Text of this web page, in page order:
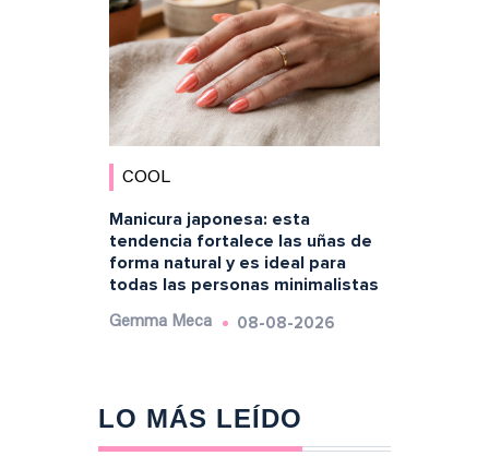
COOL
Manicura japonesa: esta
tendencia fortalece las uñas de
forma natural y es ideal para
todas las personas minimalistas
Gemma Meca 08-08-2026
LO MÁS LEÍDO